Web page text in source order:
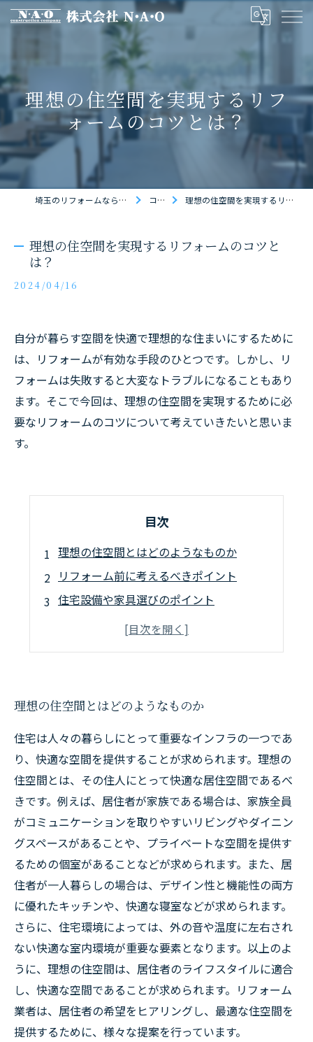
理想の住空間を実現するリフ
ォームのコツとは？
埼玉のリフォームなら株式会社N・A・O コラム 理想の住空間を実現するリフォームのコツとは？
理想の住空間を実現するリフォームのコツと
は？
2024/04/16
自分が暮らす空間を快適で理想的な住まいにするために
は、リフォームが有効な手段のひとつです。しかし、リ
フォームは失敗すると大変なトラブルになることもあり
ます。そこで今回は、理想の住空間を実現するために必
要なリフォームのコツについて考えていきたいと思いま
す。
目次
理想の住空間とはどのようなものか
リフォーム前に考えるべきポイント
住宅設備や家具選びのポイント
モノトーン系リビングのコーディネート術
理想の住空間とはどのようなものか
住宅は人々の暮らしにとって重要なインフラの一つであ
り、快適な空間を提供することが求められます。理想の
住空間とは、その住人にとって快適な居住空間であるべ
きです。例えば、居住者が家族である場合は、家族全員
がコミュニケーションを取りやすいリビングやダイニン
グスペースがあることや、プライベートな空間を提供す
るための個室があることなどが求められます。また、居
住者が一人暮らしの場合は、デザイン性と機能性の両方
に優れたキッチンや、快適な寝室などが求められます。
さらに、住宅環境によっては、外の音や温度に左右され
ない快適な室内環境が重要な要素となります。以上のよ
うに、理想の住空間は、居住者のライフスタイルに適合
し、快適な空間であることが求められます。リフォーム
業者は、居住者の希望をヒアリングし、最適な住空間を
提供するために、様々な提案を行っています。